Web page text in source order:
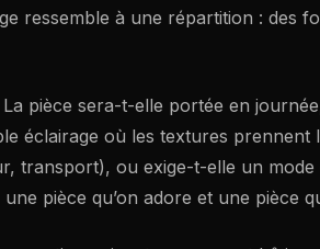
ressemble à une répartition : des
pièce sera-t-elle portée en
éclairage où les textures prennent
transport), ou exige-t-elle un mode
pièce qu’on adore et une pièce